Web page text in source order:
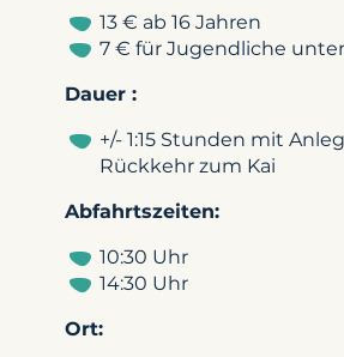
13 € ab 16 Jahren
7 € für Jugendliche unter
Dauer :
+/- 1:15 Stunden mit
Rückkehr zum Kai
Abfahrtszeiten:
10:30 Uhr
14:30 Uhr
Ort: